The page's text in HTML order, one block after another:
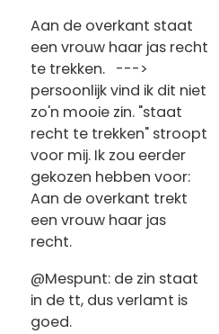
Aan de overkant staat
een vrouw haar jas recht
te trekken. --->
persoonlijk vind ik dit niet
zo'n mooie zin. "staat
recht te trekken" stroopt
voor mij. Ik zou eerder
gekozen hebben voor:
Aan de overkant trekt
een vrouw haar jas
recht.
@Mespunt: de zin staat
in de tt, dus verlamt is
goed.